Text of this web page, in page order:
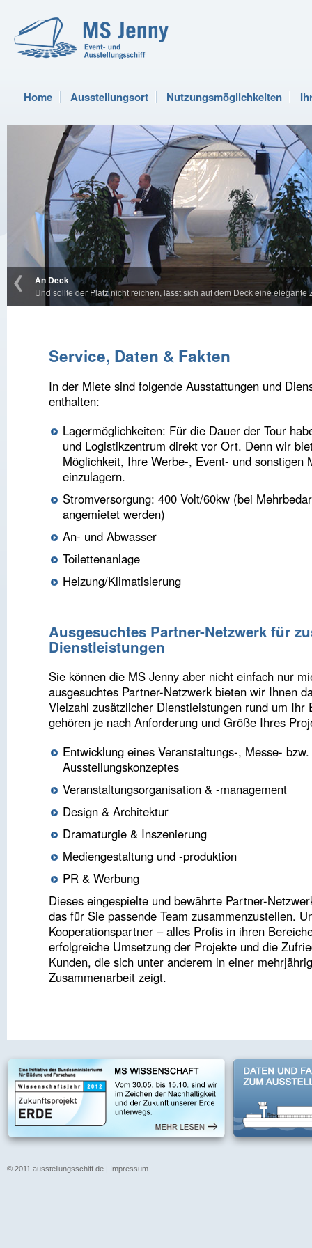
Home Ausstellungsort Nutzungsmöglichkeiten
An Deck
Und sollte der Platz nicht reichen, lässt sich auf dem Deck eine elegante
Service, Daten & Fakten
In der Miete sind folgende Ausstattungen und
enthalten:
Lagermöglichkeiten: Für die Dauer der Tour
und Logistikzentrum direkt vor Ort. Denn wir
Möglichkeit, Ihre Werbe-, Event- und sonstigen
einzulagern.
Stromversorgung: 400 Volt/60kw (bei
angemietet werden)
An- und Abwasser
Toilettenanlage
Heizung/Klimatisierung
Ausgesuchtes Partner-Netzwerk für
Dienstleistungen
Sie können die MS Jenny aber nicht einfach nur
ausgesuchtes Partner-Netzwerk bieten wir Ihnen
Vielzahl zusätzlicher Dienstleistungen rund um Ihr
gehören je nach Anforderung und Größe Ihres
Entwicklung eines Veranstaltungs-, Messe- bzw.
Ausstellungskonzeptes
Veranstaltungsorganisation & -management
Design & Architektur
Dramaturgie & Inszenierung
Mediengestaltung und -produktion
PR & Werbung
Dieses eingespielte und bewährte Partner-
das für Sie passende Team zusammenzustellen.
Kooperationspartner – alles Profis in ihren
erfolgreiche Umsetzung der Projekte und die
Kunden, die sich unter anderem in einer
Zusammenarbeit zeigt.
© 2011 ausstellungsschiff.de | Impressum